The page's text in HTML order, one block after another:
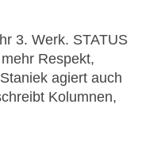
3. Werk. STATUS
Respekt,
agiert auch
Kolumnen,